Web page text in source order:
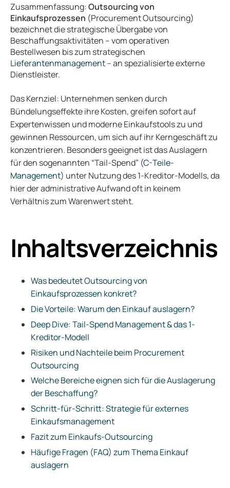
Zusammenfassung:Outsourcing von
Einkaufsprozessen (Procurement Outsourcing)
bezeichnet die strategische Übergabe von
Beschaffungsaktivitäten – vom operativen
Bestellwesen bis zum strategischen
Lieferantenmanagement– an spezialisierte externe
Dienstleister.
Das Kernziel: Unternehmen senken durch
Bündelungseffekte ihre Kosten, greifen sofort auf
Expertenwissen und moderne Einkaufstools zu und
gewinnen Ressourcen, um sich auf ihr Kerngeschäft zu
konzentrieren. Besonders geeignet ist das Auslagern
für den sogenannten “Tail-Spend” (C-Teile-
Management) unter Nutzung des 1-Kreditor-Modells, da
hier der administrative Aufwand oft in keinem
Verhältnis zum Warenwert steht.
Inhaltsverzeichnis
Was bedeutet Outsourcing von
Einkaufsprozessen konkret?
Die Vorteile: Warum den Einkauf auslagern?
Deep Dive: Tail-Spend Management & das 1-
Kreditor-Modell
Risiken und Nachteile beim Procurement
Outsourcing
Welche Bereiche eignen sich für die Auslagerung
der Beschaffung?
Schritt-für-Schritt: Strategie für externes
Einkaufsmanagement
Fazit zum Einkaufs-Outsourcing
Häufige Fragen (FAQ) zum Thema Einkauf
auslagern